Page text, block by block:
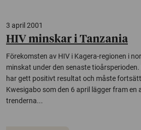
3 april 2001
HIV minskar i Tanzania
Förekomsten av HIV i Kagera-regionen i
minskat under den senaste
har gett positivt resultat och måste
Kwesigabo som den 6 april lägger fram en
trenderna...